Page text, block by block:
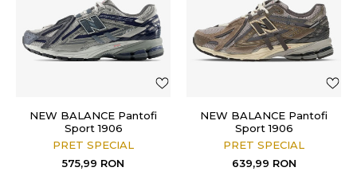
NEW BALANCE Pantofi
Sport 1906
PRET SPECIAL
575,99 RON
NEW BALANCE Pantofi
Sport 1906
PRET SPECIAL
639,99 RON